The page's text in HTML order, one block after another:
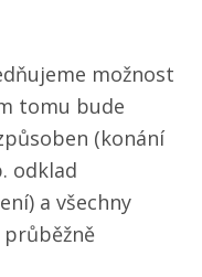
možnost
tomu bude
(konání
odklad
a všechny